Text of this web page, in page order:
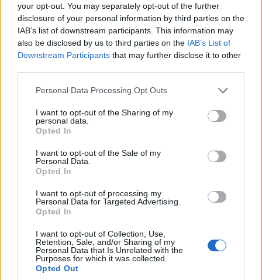
your opt-out. You may separately opt-out of the further
disclosure of your personal information by third parties on the
IAB’s list of downstream participants. This information may
also be disclosed by us to third parties on the IAB’s List of
Downstream Participants that may further disclose it to other
Please note that this website/app uses one or more Google
not limited to your visit or usage behaviour. You may click to
grant or deny consent to Google and its third-party tags to
use your data for below specified purposes in below Google
consent section.
Personal Data Processing Opt Outs
I want to opt-out of the Sharing of my
personal data.
Opted In
I want to opt-out of the Sale of my
Personal Data.
Opted In
I want to opt-out of processing my
Personal Data for Targeted Advertising.
Opted In
I want to opt-out of Collection, Use,
Retention, Sale, and/or Sharing of my
Personal Data that Is Unrelated with the
Purposes for which it was collected.
Opted Out
5/08/2026 - 9:40μμ
ΑΘΛΗΤΙΣΜΟΣ
μετάλλια για την Ελλάδα
5/08/2026 - 8:43μμ